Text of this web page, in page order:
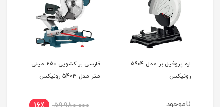
اره پروفیل بر مدل 5904
رونیکس
ناموجود
فارسی بر کشویی 250 میلی
متر مدل 5403 رونیکس